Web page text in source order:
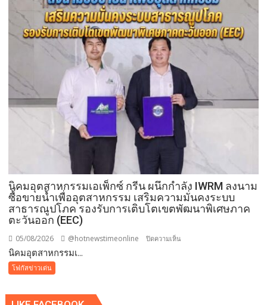
เที่ยว
เร่ร่อน
สร้าง
ความ
นิคมอุตสาหกรรมเอเพ็กซ์ กรีน ผนึกกำลัง IWRM ลงนาม
ซื้อขายน้ำเพื่ออุตสาหกรรม เสริมความมั่นคงระบบ
สาธารณูปโภค รองรับการเติบโตเขตพัฒนาพิเศษภาค
ตะวันออก (EEC)
05/08/2026 @hotnewstimeonline ปิดความเห็น
​นิคมอุตสาหกรรมเ...
โฟกัสข่าวเด่น